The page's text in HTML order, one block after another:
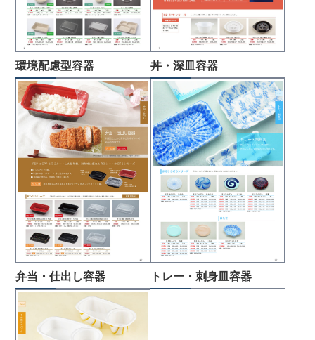
環境配慮型容器 丼・深皿容器
弁当・仕出し容器 トレー・刺身皿容器